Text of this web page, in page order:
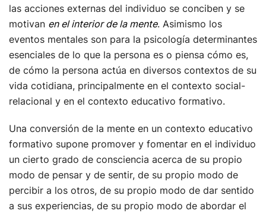
las acciones externas del individuo se conciben y se
motivan en el interior de la mente. Asimismo los
eventos mentales son para la psicología determinantes
esenciales de lo que la persona es o piensa cómo es,
de cómo la persona actúa en diversos contextos de su
vida cotidiana, principalmente en el contexto social-
relacional y en el contexto educativo formativo.
Una conversión de la mente en un contexto educativo
formativo supone promover y fomentar en el individuo
un cierto grado de consciencia acerca de su propio
modo de pensar y de sentir, de su propio modo de
percibir a los otros, de su propio modo de dar sentido
a sus experiencias, de su propio modo de abordar el